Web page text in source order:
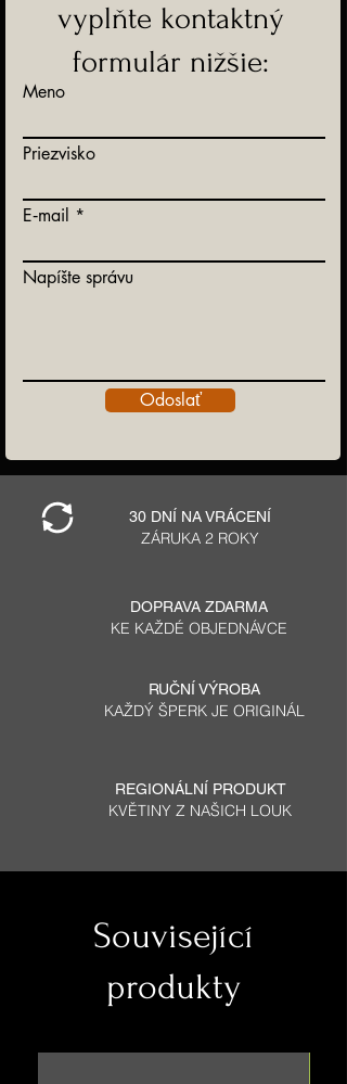
vyplňte kontaktný
formulár nižšie:
Meno
Priezvisko
E‑mail
Napíšte správu
Odoslať
30 DNÍ NA VRÁCENÍ
ZÁRUKA 2 ROKY
DOPRAVA ZDARMA
KE KAŽDÉ OBJEDNÁVCE
RUČNÍ VÝROBA
KAŽDÝ ŠPERK JE ORIGINÁL
REGIONÁLNÍ PRODUKT
KVĚTINY Z NAŠICH LOUK
Související
produkty